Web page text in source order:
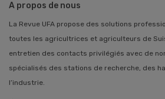
A propos de nous
La Revue UFA propose des solutions
toutes les agricultrices et agriculteurs de
entretien des contacts privilégiés avec de
spécialisés des stations de recherche, des
l’industrie.